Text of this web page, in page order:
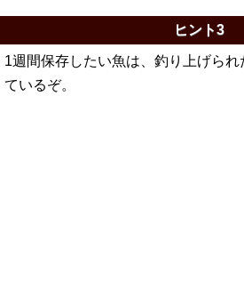
ヒント3
1週間保存したい魚は、釣り上げら
ているぞ。